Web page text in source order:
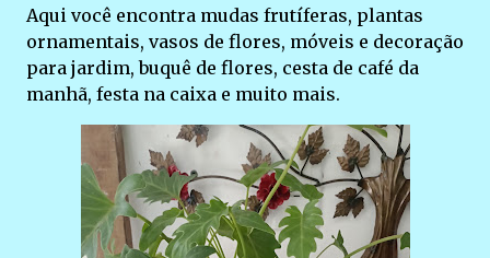
Aqui você encontra mudas frutíferas, plantas
ornamentais, vasos de flores, móveis e decoração
para jardim, buquê de flores, cesta de café da
manhã, festa na caixa e muito mais.